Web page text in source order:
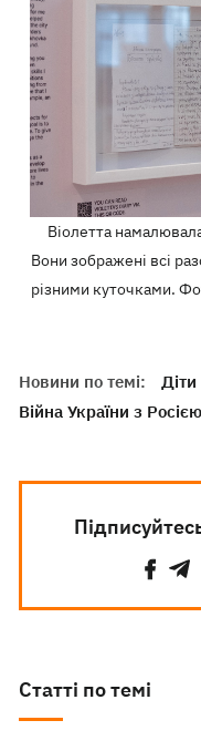
Віолетта
Вони зображені всі
різними куточками.
Новини по темі: Діти
Війна України з Росією
Статті по темі